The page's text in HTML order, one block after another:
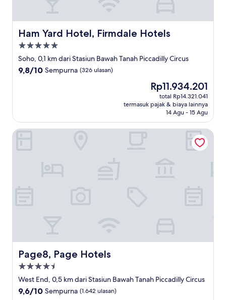
Ham Yard Hotel, Firmdale Hotels
Ham Yard Hotel, Firmdale Hotels
Properti
bintang
5.0
Soho, 0,1 km dari Stasiun Bawah Tanah Piccadilly Circus
9.8
9,8/10 Sempurna (326 ulasan)
Harga
sekarang
Rp11.934.201
Rp11.934.201
total Rp14.321.041
termasuk pajak & biaya lainnya
14 Agu - 15 Agu
Page8, Page Hotels
Page8, Page Hotels
Properti
bintang
4.5
West End, 0,5 km dari Stasiun Bawah Tanah Piccadilly Circus
9.6
9,6/10 Sempurna (1.642 ulasan)
Page8, Page Hotels